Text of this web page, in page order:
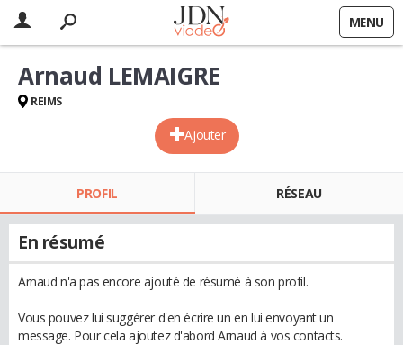
MENU
Ajouter
Arnaud LEMAIGRE
REIMS
PROFIL RÉSEAU
En résumé
Arnaud n'a pas encore ajouté de résumé à son profil.
Vous pouvez lui suggérer d'en écrire un en lui envoyant un
message. Pour cela ajoutez d'abord Arnaud à vos contacts.